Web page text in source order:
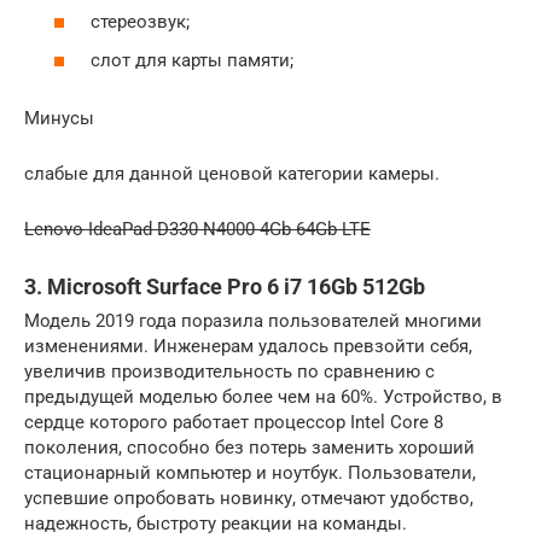
стереозвук;
слот для карты памяти;
Минусы
слабые для данной ценовой категории камеры.
Lenovo IdeaPad D330 N4000 4Gb 64Gb LTE
3. Microsoft Surface Pro 6 i7 16Gb 512Gb
Модель 2019 года поразила пользователей многими
изменениями. Инженерам удалось превзойти себя,
увеличив производительность по сравнению с
предыдущей моделью более чем на 60%. Устройство, в
сердце которого работает процессор Intel Core 8
поколения, способно без потерь заменить хороший
стационарный компьютер и ноутбук. Пользователи,
успевшие опробовать новинку, отмечают удобство,
надежность, быстроту реакции на команды.